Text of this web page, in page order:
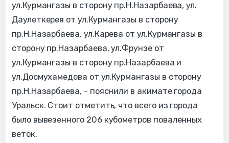
ул.Курмангазы в сторону пр.Н.Назарбаева, ул.
Даулеткерея от ул.Курмангазы в сторону
пр.Н.Назарбаева, ул.Карева от ул.Курмангазы в
сторону пр.Назарбаева, ул.Фрунзе от
ул.Курмангазы в сторону пр.Назарбаева и
ул.Досмухамедова от ул.Курмангазы в сторону
пр.Н.Назарбаева, - пояснили в акимате города
Уральск. Стоит отметить, что всего из города
было вывезенного 206 кубометров поваленных
веток.